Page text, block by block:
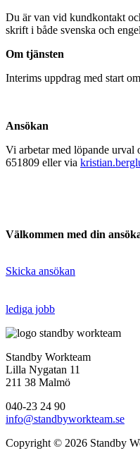
Du är van vid kundkontakt
skrift i både svenska och
Om tjänsten
Interims uppdrag med start
Ansökan
Vi arbetar med löpande urval
651809 eller via
Välkommen med din
Skicka ansökan
lediga jobb
Standby Workteam
Lilla Nygatan 11
211 38 Malmö
040-23 24 90
info@standbyworkteam.se
Copyright © 2026 Standby